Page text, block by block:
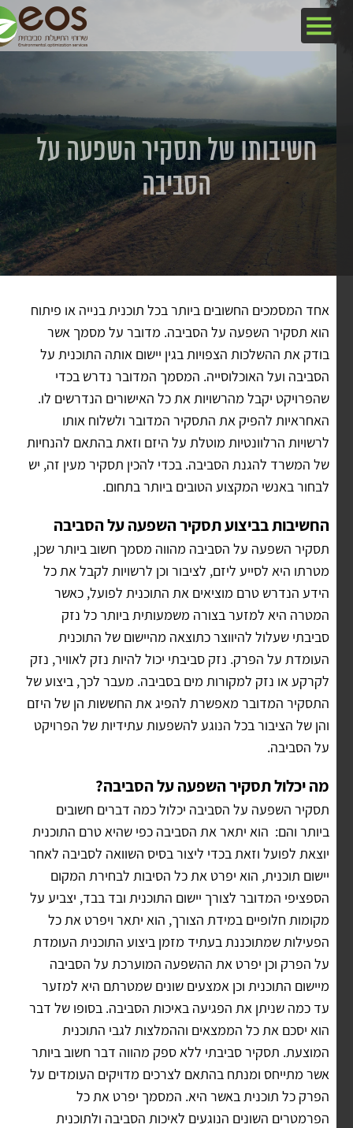
חשיבותו של תסקיר השפעה על
הסביבה
אחד המסמכים החשובים ביותר בכל תוכנית בנייה או פיתוח
הוא תסקיר השפעה על הסביבה. מדובר על מסמך אשר
בודק את ההשלכות הצפויות בגין יישום אותה התוכנית על
הסביבה ועל האוכלוסייה. המסמך המדובר נדרש בכדי
שהפרויקט יקבל מהרשויות את כל האישורים הנדרשים לו.
האחראיות להפיק את התסקיר המדובר ולשלוח אותו
לרשויות הרלוונטיות מוטלת על היזם וזאת בהתאם להנחיות
של המשרד להגנת הסביבה. בכדי להכין תסקיר מעין זה, יש
לבחור באנשי המקצוע הטובים ביותר בתחום.
החשיבות בביצוע תסקיר השפעה על הסביבה
תסקיר השפעה על הסביבה מהווה מסמך חשוב ביותר שכן,
מטרתו היא לסייע ליזם, לציבור וכן לרשויות לקבל את כל
הידע הנדרש טרם מוציאים את התוכנית לפועל, כאשר
המטרה היא למזער בצורה משמעותית ביותר כל נזק
סביבתי שעלול להיווצר כתוצאה מהיישום של התוכנית
העומדת על הפרק. נזק סביבתי יכול להיות נזק לאוויר, נזק
לקרקע או נזק למקורות מים בסביבה. מעבר לכך, ביצוע של
התסקיר המדובר מאפשרת להפיג את החששות הן של היזם
והן של הציבור בכל הנוגע להשפעות עתידיות של הפרויקט
על הסביבה.
מה יכלול תסקיר השפעה על הסביבה?
תסקיר השפעה על הסביבה יכלול כמה דברים חשובים
ביותר והם: הוא יתאר את הסביבה כפי שהיא טרם התוכנית
יוצאת לפועל וזאת בכדי ליצור בסיס השוואה לסביבה לאחר
יישום תוכנית, הוא יפרט את כל הסיבות לבחירת המקום
הספציפי המדובר לצורך יישום התוכנית ובד בבד, יצביע על
מקומות חלופיים במידת הצורך, הוא יתאר ויפרט את כל
הפעילות שמתוכננת בעתיד מזמן ביצוע התוכנית העומדת
על הפרק וכן יפרט את ההשפעה המוערכת על הסביבה
מיישום התוכנית וכן אמצעים שונים שמטרתם היא למזער
עד כמה שניתן את הפגיעה באיכות הסביבה. בסופו של דבר
הוא יסכם את כל הממצאים וההמלצות לגבי התוכנית
המוצעת. תסקיר סביבתי ללא ספק מהווה דבר חשוב ביותר
אשר מתייחס ומנתח בהתאם לצרכים מדויקים העומדים על
הפרק כל תוכנית באשר היא. המסמך יפרט את כל
הפרמטרים השונים הנוגעים לאיכות הסביבה ולתוכנית